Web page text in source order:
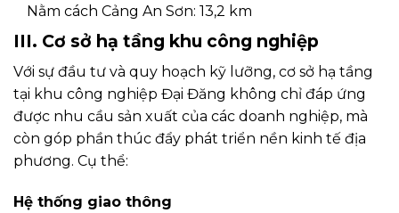
Nằm cách Cảng An Sơn: 13,2 km
III. Cơ sở hạ tầng khu công nghiệp
Với sự đầu tư và quy hoạch kỹ lưỡng, cơ sở hạ tầng
tại khu công nghiệp Đại Đăng không chỉ đáp ứng
được nhu cầu sản xuất của các doanh nghiệp, mà
còn góp phần thúc đẩy phát triển nền kinh tế địa
phương. Cụ thể:
Hệ thống giao thông